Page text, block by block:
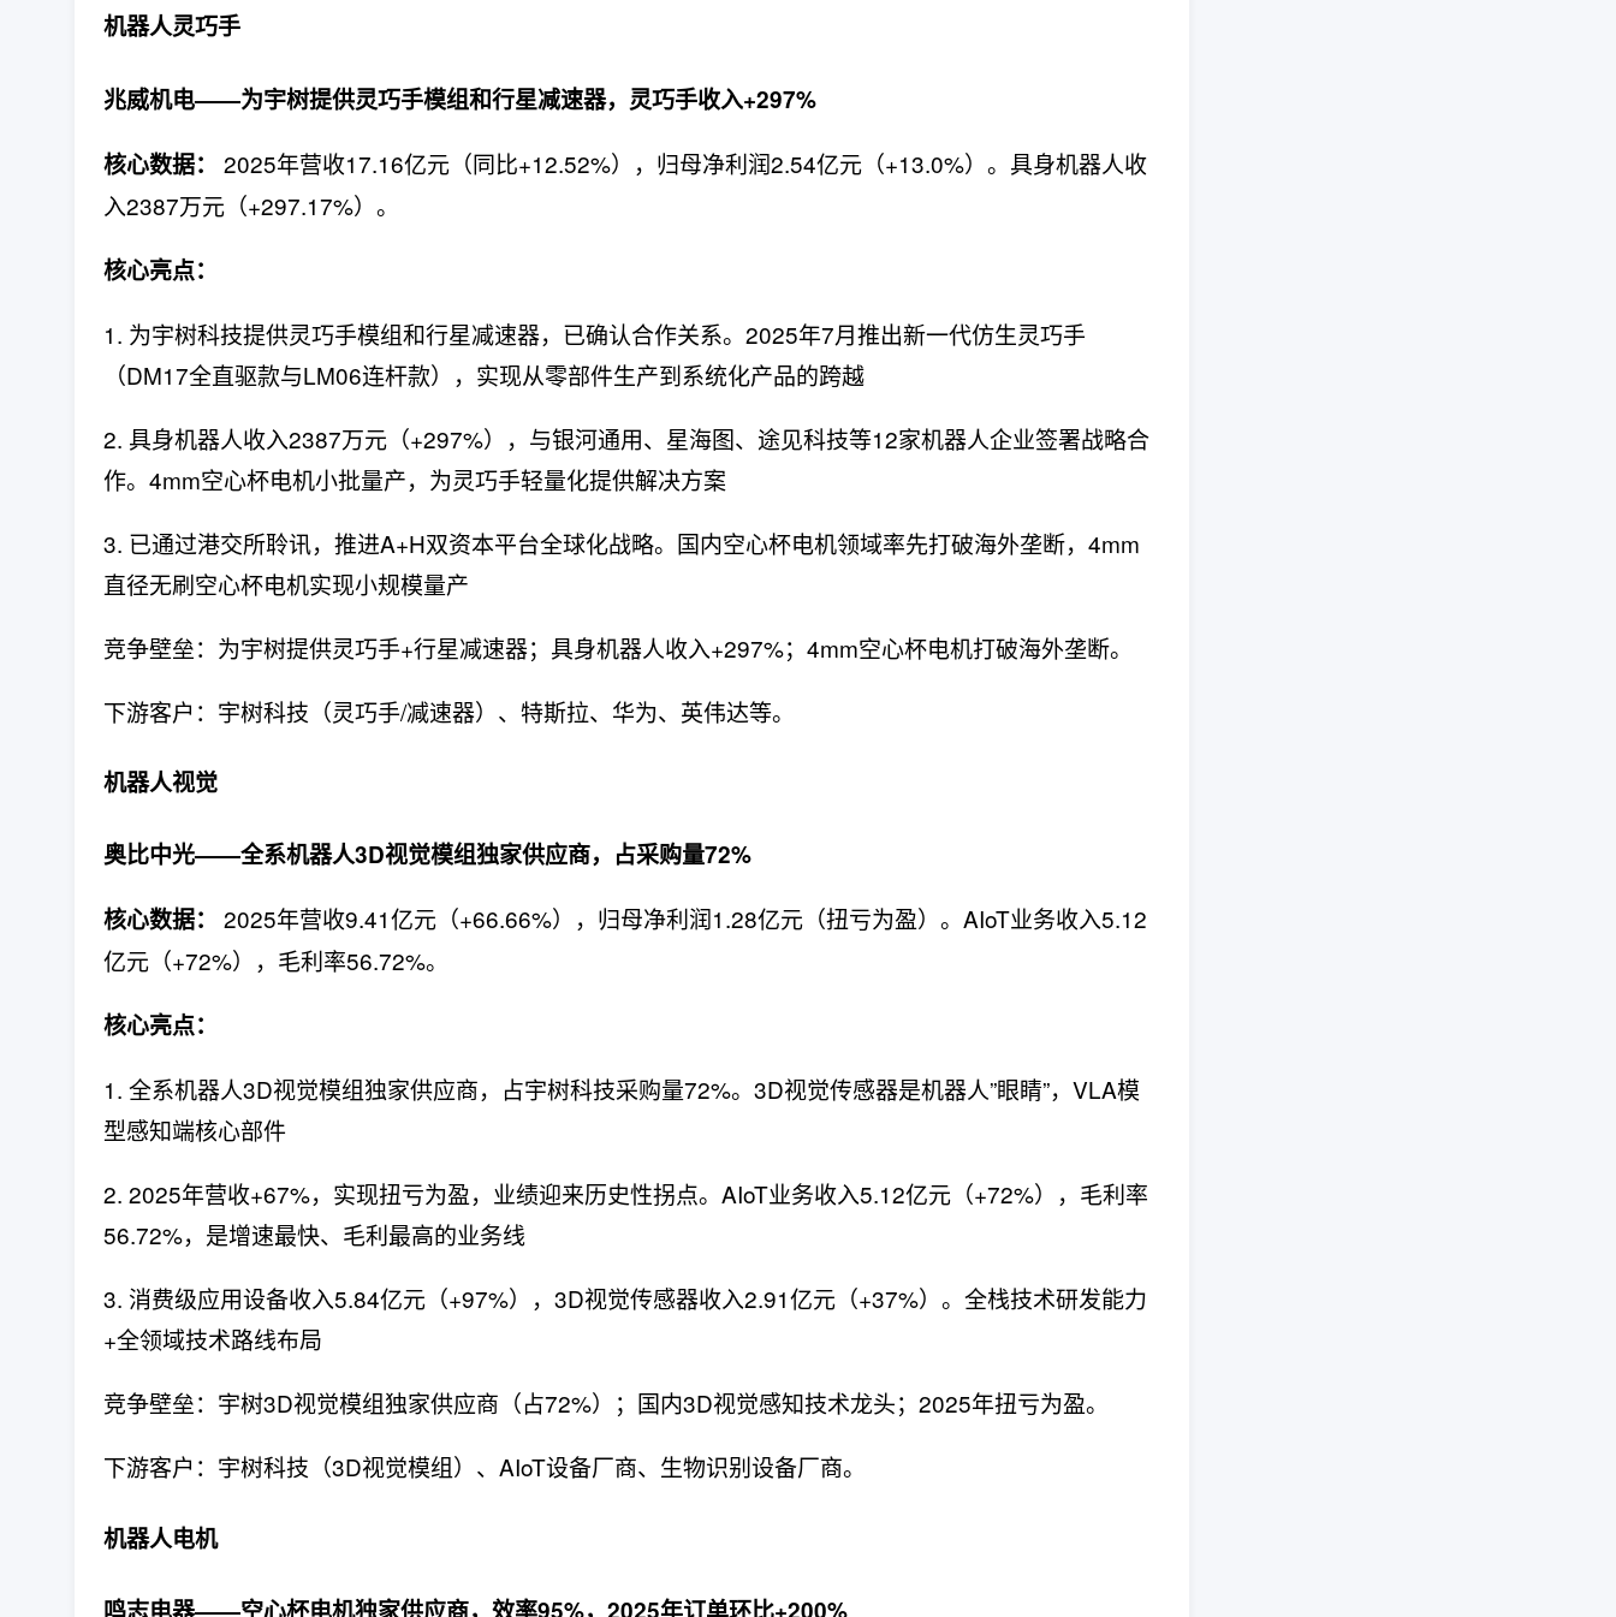
机器人灵巧手
兆威机电——为宇树提供灵巧手模组和行星减速器，灵巧手收入+297%
核心数据：
2025年营收17.16亿元（同比+12.52%），归母净利润2.54亿元（+13.0%）。具身机器人收
入2387万元（+297.17%）。
核心亮点：
1. 为宇树科技提供灵巧手模组和行星减速器，已确认合作关系。2025年7月推出新一代仿生灵巧手
（DM17全直驱款与LM06连杆款），实现从零部件生产到系统化产品的跨越
2. 具身机器人收入2387万元（+297%），与银河通用、星海图、途见科技等12家机器人企业签署战略合
作。4mm空心杯电机小批量产，为灵巧手轻量化提供解决方案
3. 已通过港交所聆讯，推进A+H双资本平台全球化战略。国内空心杯电机领域率先打破海外垄断，4mm
直径无刷空心杯电机实现小规模量产
竞争壁垒：为宇树提供灵巧手+行星减速器；具身机器人收入+297%；4mm空心杯电机打破海外垄断。
下游客户：宇树科技（灵巧手/减速器）、特斯拉、华为、英伟达等。
机器人视觉
奥比中光——全系机器人3D视觉模组独家供应商，占采购量72%
核心数据：
2025年营收9.41亿元（+66.66%），归母净利润1.28亿元（扭亏为盈）。AIoT业务收入5.12
亿元（+72%），毛利率56.72%。
核心亮点：
1. 全系机器人3D视觉模组独家供应商，占宇树科技采购量72%。3D视觉传感器是机器人”眼睛”，VLA模
型感知端核心部件
2. 2025年营收+67%，实现扭亏为盈，业绩迎来历史性拐点。AIoT业务收入5.12亿元（+72%），毛利率
56.72%，是增速最快、毛利最高的业务线
3. 消费级应用设备收入5.84亿元（+97%），3D视觉传感器收入2.91亿元（+37%）。全栈技术研发能力
+全领域技术路线布局
竞争壁垒：宇树3D视觉模组独家供应商（占72%）；国内3D视觉感知技术龙头；2025年扭亏为盈。
下游客户：宇树科技（3D视觉模组）、AIoT设备厂商、生物识别设备厂商。
机器人电机
鸣志电器——空心杯电机独家供应商，效率95%，2025年订单环比+200%